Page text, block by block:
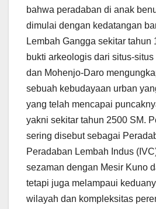
bahwa peradaban di anak
dimulai dengan kedatangan
Lembah Gangga sekitar tahun
bukti arkeologis dari situs-
dan Mohenjo-Daro
sebuah kebudayaan urban
yang telah mencapai
yakni sekitar tahun 2500 SM.
sering disebut sebagai
Peradaban Lembah Indus
sezaman dengan Mesir Kuno
tetapi juga melampaui
wilayah dan kompleksitas